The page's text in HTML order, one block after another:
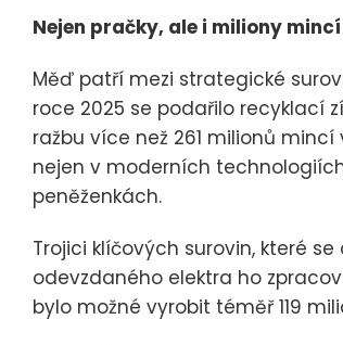
Nejen pračky, ale i miliony
Měď patří mezi strategické
roce 2025 se podařilo recyklací
ražbu více než 261 milionů
nejen v moderních
peněženkách.
Trojici klíčových surovin, které
odevzdaného elektra ho
bylo možné vyrobit téměř 119